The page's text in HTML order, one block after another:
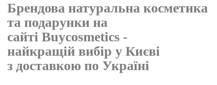
Брендова натуральна косметика
та подарунки на
сайті Buycosmetics -
найкращій вибір у Києві
з доставкою по Україні